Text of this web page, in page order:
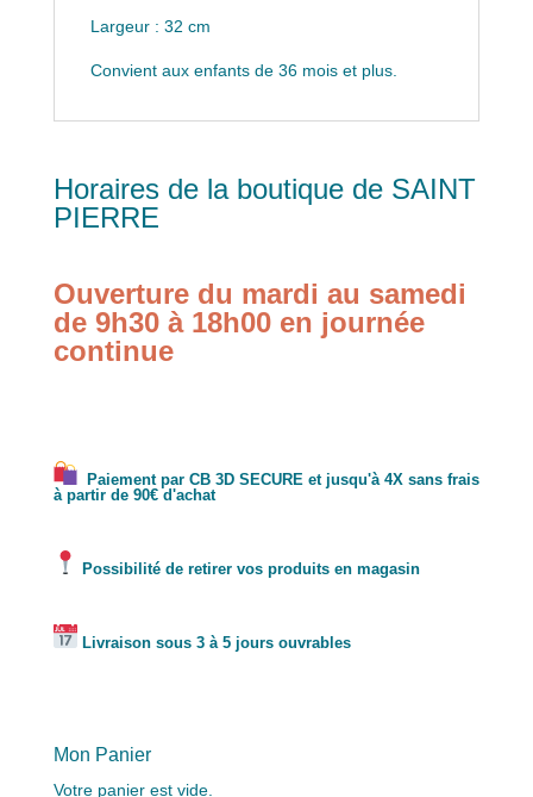
Largeur : 32 cm
Convient aux enfants de 36 mois et plus.
Horaires de la boutique de SAINT
PIERRE
Ouverture du mardi au samedi
de 9h30 à 18h00 en journée
continue
Paiement par CB 3D SECURE et jusqu'à 4X sans frais
à partir de 90€ d'achat
Possibilité de retirer vos produits en magasin
Livraison sous 3 à 5 jours ouvrables
Mon Panier
Votre panier est vide.